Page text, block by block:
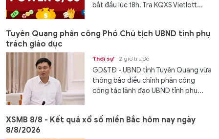
bắt đầu lúc 18h. Tra KQXS Vietlott...
Tuyên Quang phân công Phó Chủ tịch UBND tỉnh phụ
trách giáo dục
Thời sự 2 giờ trước
GD&TĐ - UBND tỉnh Tuyên Quang vừa
thông báo điều chỉnh phân công
công tác lãnh đạo UBND tỉnh phụ...
XSMB 8/8 - Kết quả xổ số miền Bắc hôm nay ngày
8/8/2026